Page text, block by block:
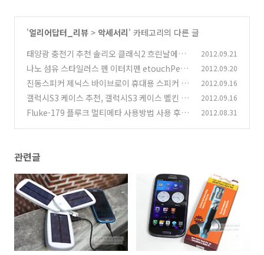
'얼리어답터_리뷰 > 악세서리' 카테고리의 다른 글
태양광 충전기 추천 솔리오 클래식2 흐린날에도
충전이 되
(12)
2012.09.21
나노 섬유 스타일러스 펜 이터치펜 etouchPen
리뷰
(4)
2012.09.20
진동스피커 제닉스 바이브로이 휴대용 스피커 사
용기
(13)
2012.09.16
갤럭시S3 케이스 추천, 갤럭시S3 케이스 벨킨 그
립 쉬어
(6)
2012.09.16
Fluke-179 플루크 멀티메타 사용방법 사용 후기 2012.08.31
관련글